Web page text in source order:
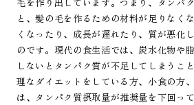
と、髪の毛を作るための材料が足りなく
くなったり、成長が遅れたり、質が悪化
のです。現代の食生活では、炭水化物や
しないとタンパク質が不足してしまうこ
理なダイエットをしている方、小食の方
は、タンパク質摂取量が推奨量を下回っ